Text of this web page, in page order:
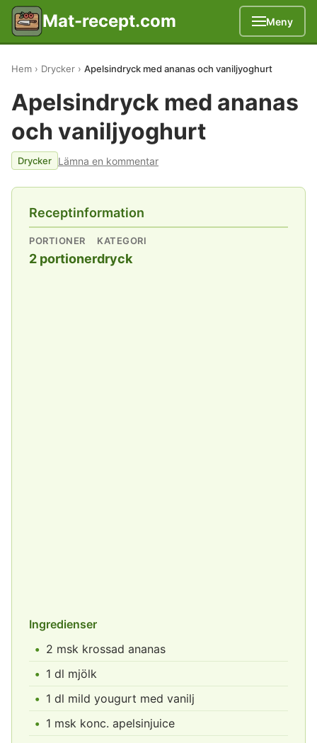
Mat-recept.com Meny
Hem Drycker Apelsindryck med ananas och vaniljyoghurt
Apelsindryck med ananas
och vaniljyoghurt
Drycker Lämna en kommentar
Receptinformation
PORTIONER
2 portioner
KATEGORI
dryck
Ingredienser
2 msk krossad ananas
1 dl mjölk
1 dl mild yougurt med vanilj
1 msk konc. apelsinjuice